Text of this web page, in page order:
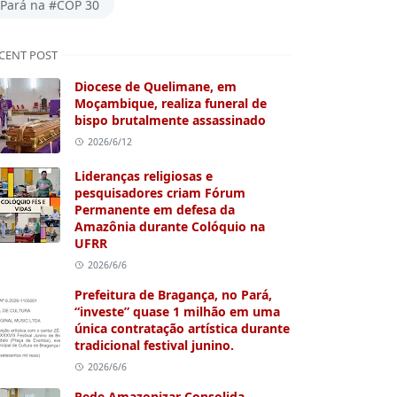
Pará na #COP 30
POST
Diocese de Quelimane, em
Moçambique, realiza funeral de
bispo brutalmente assassinado
2026/6/12
Lideranças religiosas e
pesquisadores criam Fórum
Permanente em defesa da
Amazônia durante Colóquio na
UFRR
2026/6/6
Prefeitura de Bragança, no Pará,
“investe” quase 1 milhão em uma
única contratação artística durante
tradicional festival junino.
2026/6/6